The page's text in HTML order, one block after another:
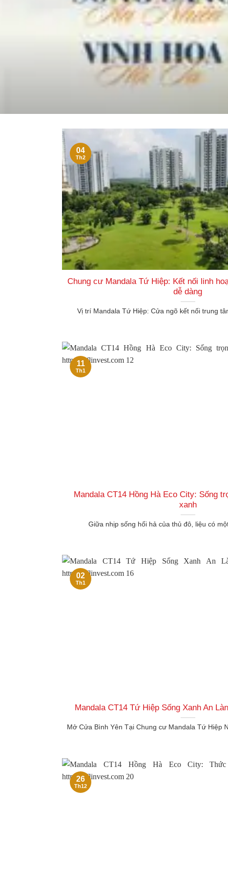
Chung cư Mandala Tứ Hiệp: Kết nối linh
dễ dàng
Vị trí Mandala Tứ Hiệp: Cửa ngõ kết nối trung
04
Th2
Mandala CT14 Hồng Hà Eco City: Sống
xanh
Giữa nhịp sống hối hả của thủ đô, liệu có
11
Th1
Mandala CT14 Tứ Hiệp Sống Xanh An
Mở Cửa Bình Yên Tại Chung cư Mandala Tứ Hiệp
02
Th1
26
Th12